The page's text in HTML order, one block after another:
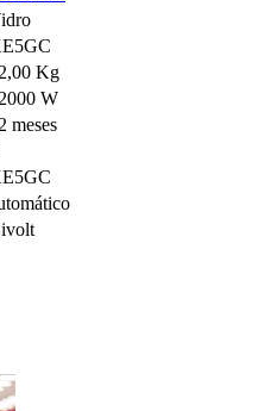
Kg
W
meses